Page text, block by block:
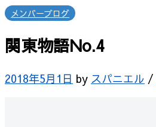
メンバーブログ
関東物語No.4
2018年5月1日 by スパニエル /